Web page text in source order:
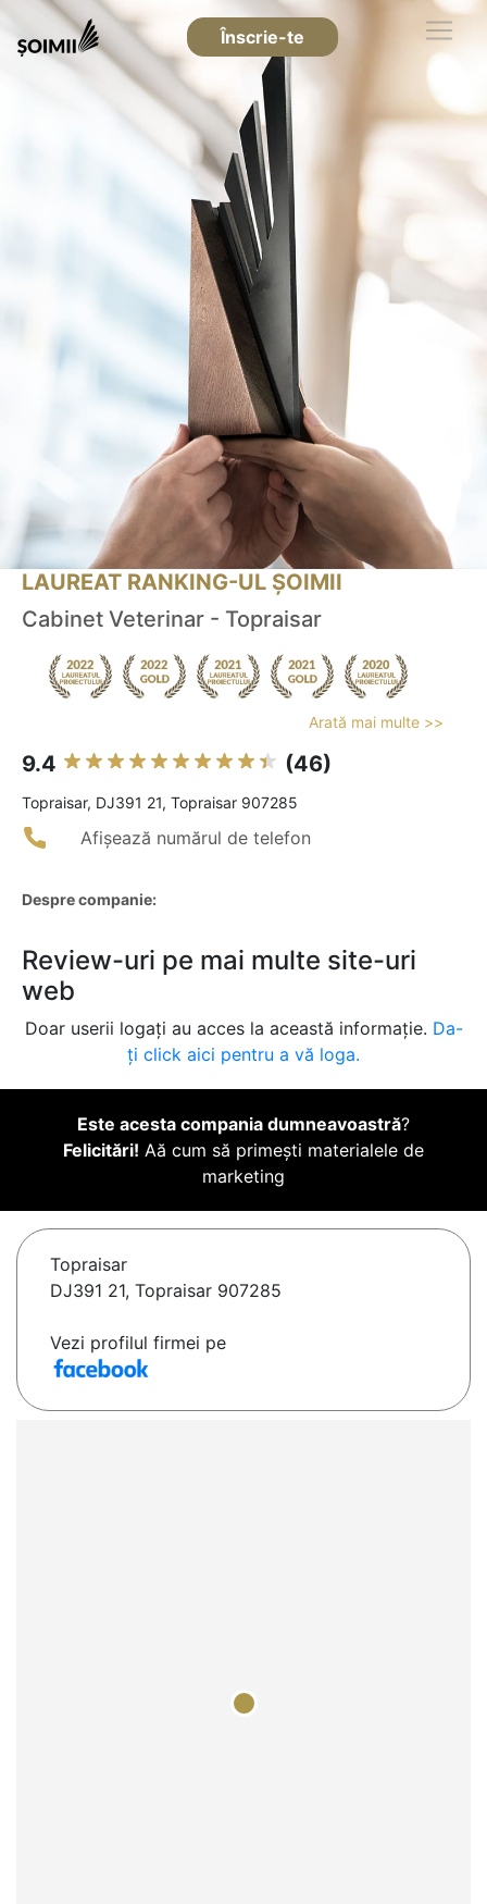
Înscrie-te
LAUREAT RANKING-UL ȘOIMII
Cabinet Veterinar - Topraisar
Arată mai multe >>
9.4 (46)
Topraisar, DJ391 21, Topraisar 907285
Afișează numărul de telefon
Despre companie:
Review-uri pe mai multe site-uri
web
Doar userii logați au acces la această informație. Da-
ți click aici pentru a vă loga.
Este acesta compania dumneavoastră?
Felicitări! Aă cum să primești materialele de
marketing
Topraisar
DJ391 21, Topraisar 907285
Vezi profilul firmei pe